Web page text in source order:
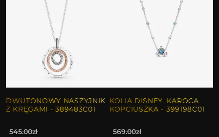
DWUTONOWY NASZYJNIK
Z KRĘGAMI - 389483C01
545.00zł
KOLIA DISNEY, KAROCA
KOPCIUSZKA - 399198C01
569.00zł